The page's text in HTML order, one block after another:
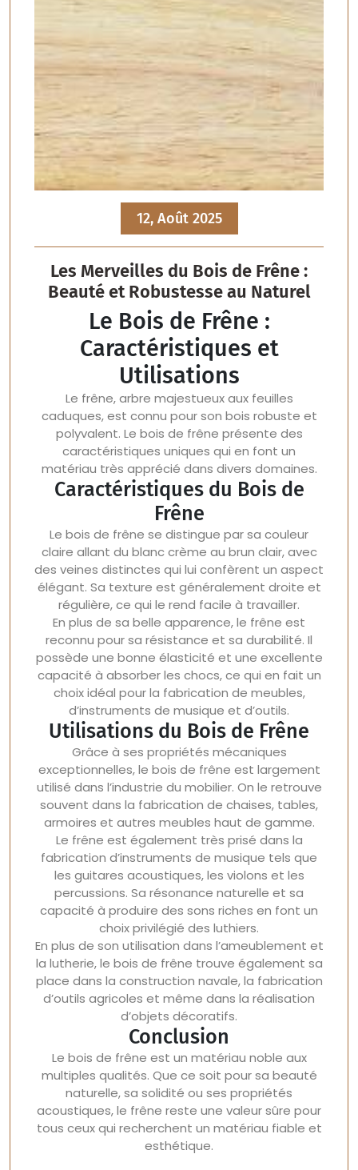
12, Août 2025
Les Merveilles du Bois de Frêne :
Beauté et Robustesse au Naturel
Le Bois de Frêne :
Caractéristiques et
Utilisations
Le frêne, arbre majestueux aux feuilles
caduques, est connu pour son bois robuste et
polyvalent. Le bois de frêne présente des
caractéristiques uniques qui en font un
matériau très apprécié dans divers domaines.
Caractéristiques du Bois de
Frêne
Le bois de frêne se distingue par sa couleur
claire allant du blanc crème au brun clair, avec
des veines distinctes qui lui confèrent un aspect
élégant. Sa texture est généralement droite et
régulière, ce qui le rend facile à travailler.
En plus de sa belle apparence, le frêne est
reconnu pour sa résistance et sa durabilité. Il
possède une bonne élasticité et une excellente
capacité à absorber les chocs, ce qui en fait un
choix idéal pour la fabrication de meubles,
d’instruments de musique et d’outils.
Utilisations du Bois de Frêne
Grâce à ses propriétés mécaniques
exceptionnelles, le bois de frêne est largement
utilisé dans l’industrie du mobilier. On le retrouve
souvent dans la fabrication de chaises, tables,
armoires et autres meubles haut de gamme.
Le frêne est également très prisé dans la
fabrication d’instruments de musique tels que
les guitares acoustiques, les violons et les
percussions. Sa résonance naturelle et sa
capacité à produire des sons riches en font un
choix privilégié des luthiers.
En plus de son utilisation dans l’ameublement et
la lutherie, le bois de frêne trouve également sa
place dans la construction navale, la fabrication
d’outils agricoles et même dans la réalisation
d’objets décoratifs.
Conclusion
Le bois de frêne est un matériau noble aux
multiples qualités. Que ce soit pour sa beauté
naturelle, sa solidité ou ses propriétés
acoustiques, le frêne reste une valeur sûre pour
tous ceux qui recherchent un matériau fiable et
esthétique.